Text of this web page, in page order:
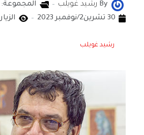
By رشيد غويلب المجموعة:
30 تشرين2/نوفمبر 2023
رشيد غويلب